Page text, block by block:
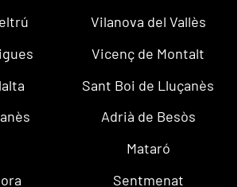
Vilanova del Vallès
Vicenç de Montalt
Sant Boi de Lluçanès
Adrià de Besòs
Mataró
Sentmenat